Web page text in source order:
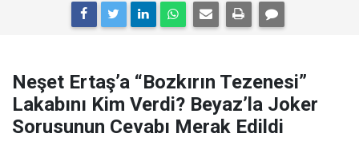
Neşet Ertaş’a “Bozkırın Tezenesi”
Lakabını Kim Verdi? Beyaz’la Joker
Sorusunun Cevabı Merak Edildi